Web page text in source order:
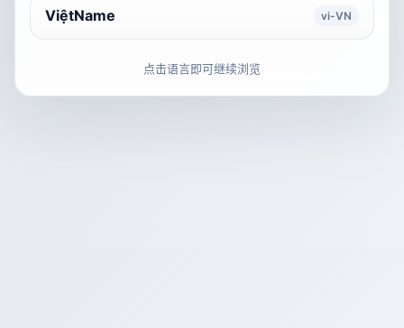
ViệtName vi-VN
点击语言即可继续浏览